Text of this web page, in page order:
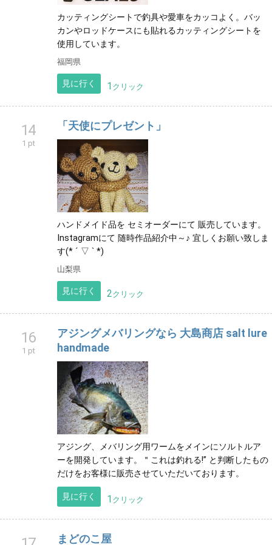
カッティングシートで釣具や愛車をカッコよく。バッ
カンやロッドケースにも貼れるカッティングシートを
使用しています。
福岡県
見に行く 1 クリック
14
1 pt
「天使にプレゼント」
ハンドメイド品を セミオーダーにて 販売しています。
Instagramにて 随時作品紹介中～♪ 宜しくお願い致しま
す(* ´ ▽ ` *)
山梨県
見に行く 2クリック
16
1 pt
アジングメバリングなら 大島商店 salt lure
handmade
アジング、メバリング用ワームをメインにソルトルア
ーを開発しています。＂これは釣れる!” と判断したもの
だけをお客様に販売させていただいております。
見に行く 1 クリック
まどのこ屋